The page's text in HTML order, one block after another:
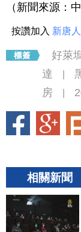
（新聞來源：
按讚加入 新唐
好萊
達
房
相關新聞